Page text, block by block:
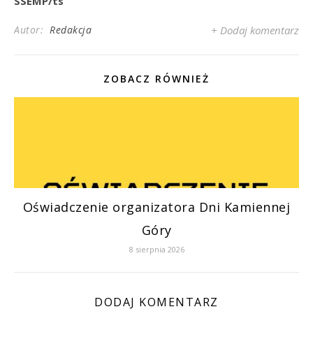
Autor: Redakcja + Dodaj komentarz
ZOBACZ RÓWNIEŻ
Oświadczenie organizatora Dni Kamiennej
Góry
8 sierpnia 2026
DODAJ KOMENTARZ